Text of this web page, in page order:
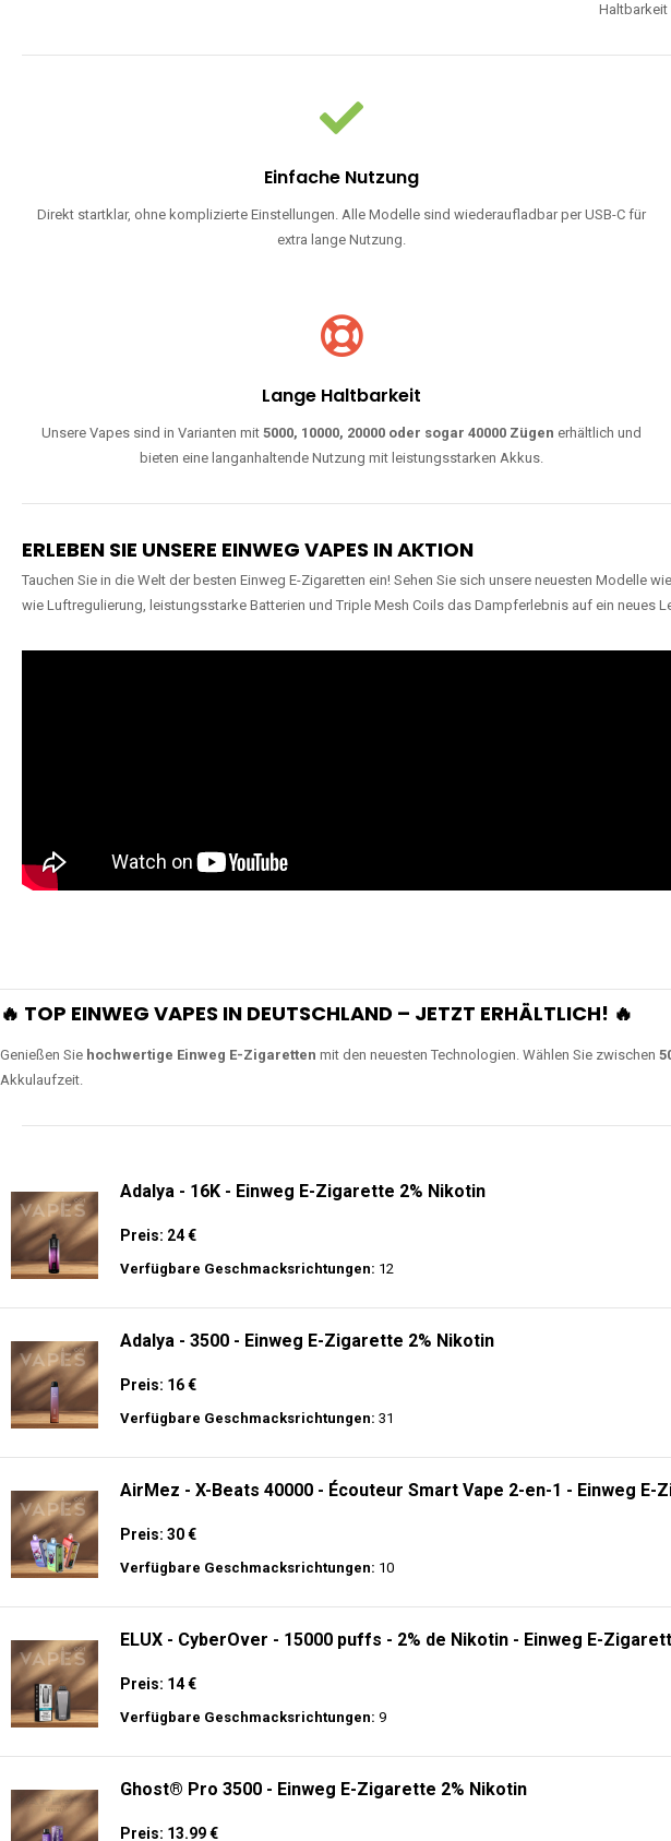
Haltbarkeit
Einfache Nutzung
Direkt startklar, ohne komplizierte Einstellungen. Alle Modelle sind wiederaufladbar per USB-C für
extra lange Nutzung.
Lange Haltbarkeit
Unsere Vapes sind in Varianten mit5000, 10000, 20000 oder sogar 40000 Zügen erhältlich und
bieten eine langanhaltende Nutzung mit leistungsstarken Akkus.
ERLEBEN SIE UNSERE EINWEG VAPES IN AKTION
Tauchen Sie in die Welt der besten Einweg E-Zigaretten ein! Sehen Sie sich unsere neuesten Modelle wie
wie Luftregulierung, leistungsstarke Batterien und Triple Mesh Coils das Dampferlebnis auf ein neues
🔥 TOP EINWEG VAPES IN DEUTSCHLAND – JETZT ERHÄLTLICH! 🔥
Genießen Sie hochwertige Einweg E-Zigaretten mit den neuesten Technologien. Wählen Sie zwischen
Akkulaufzeit.
Adalya - 16K - Einweg E-Zigarette 2% Nikotin
Preis: 24 €
Verfügbare Geschmacksrichtungen: 12
Adalya - 3500 - Einweg E-Zigarette 2% Nikotin
Preis: 16 €
Verfügbare Geschmacksrichtungen: 31
AirMez - X-Beats 40000 - Écouteur Smart Vape 2-en-1 - Einweg E-
Preis: 30 €
Verfügbare Geschmacksrichtungen: 10
ELUX - CyberOver - 15000 puffs - 2% de Nikotin - Einweg E-
Preis: 14 €
Verfügbare Geschmacksrichtungen: 9
Ghost® Pro 3500 - Einweg E-Zigarette 2% Nikotin
Preis: 13.99 €